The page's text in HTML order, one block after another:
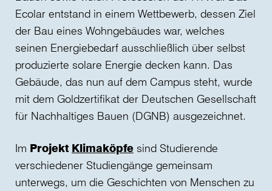
Ecolar entstand in einem Wettbewerb, dessen Ziel
der Bau eines Wohngebäudes war, welches
seinen Energiebedarf ausschließlich über selbst
produzierte solare Energie decken kann. Das
Gebäude, das nun auf dem Campus steht, wurde
mit dem Goldzertifikat der Deutschen Gesellschaft
für Nachhaltiges Bauen (DGNB) ausgezeichnet.
Im Projekt Klimaköpfe sind Studierende
verschiedener Studiengänge gemeinsam
unterwegs, um die Geschichten von Menschen zu